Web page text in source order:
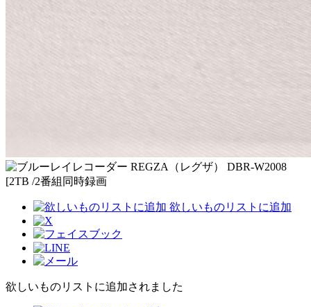
欲しいものリストに追加
欲しいものリストに追加されました